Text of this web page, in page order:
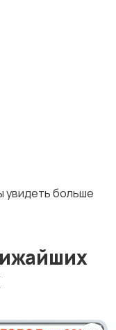
и здоровье
услуги
увидеть больше